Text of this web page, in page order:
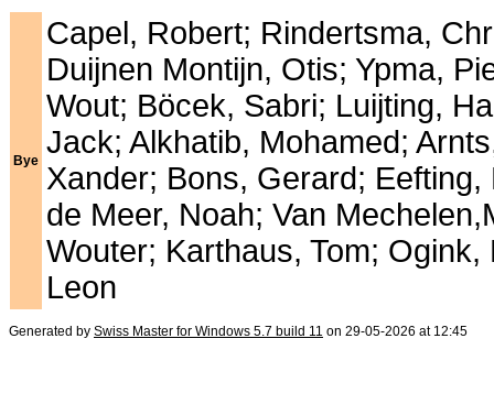
Bye
Capel, Robert; Rindertsma,
Duijnen Montijn, Otis; Ypma,
Wout; Böcek, Sabri; Luijting,
Jack; Alkhatib, Mohamed;
Xander; Bons, Gerard;
de Meer, Noah; Van
Wouter; Karthaus, Tom;
Leon
Generated by Swiss Master for Windows 5.7 build 11 on 29-05-2026 at 12:45